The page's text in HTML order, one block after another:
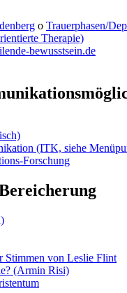
o Trauerphasen/
Therapie)
bewusstsein.de
(ITK, siehe
Forschung
Stimmen von Leslie Flint
(Armin Risi)